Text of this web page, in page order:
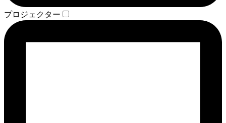
プロジェクター